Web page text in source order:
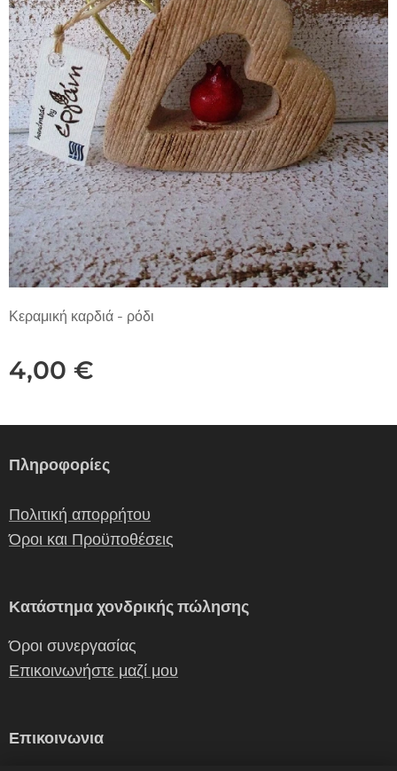
Κεραμική καρδιά - ρόδι
4,00 €
Πληροφορίες
Πολιτική απορρήτου
Όροι και Προϋποθέσεις
Κατάστημα χονδρικής πώλησης
Όροι συνεργασίας
Επικοινωνήστε μαζί μου
Επικοινωνια